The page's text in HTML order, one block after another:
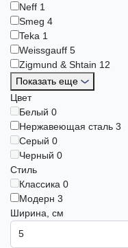
Neff 1
Smeg 4
Teka 1
Weissgauff 5
Zigmund & Shtain 12
Показать еще
Цвет
Белый 0
Нержавеющая сталь 3
Серый 0
Черный 0
Стиль
Классика 0
Модерн 3
Ширина, см